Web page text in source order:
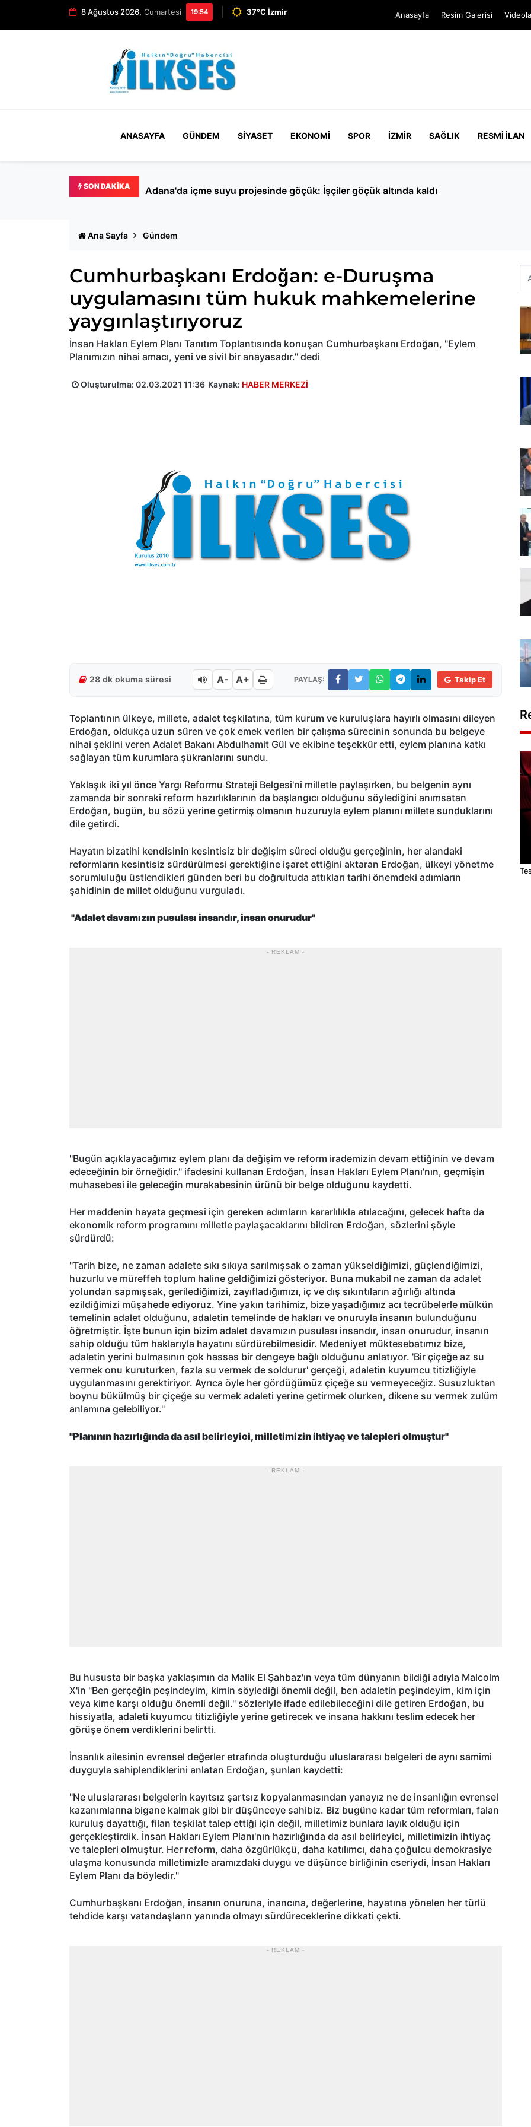
8 Ağustos 2026, Cumartesi 19:54 37°C İzmir Anasayfa Resim Galerisi
ANASAYFA GÜNDEM SIYASET EKONOMI SPOR İZMIR SAĞLIK RESMI İLAN
SON DAKIKA Adana'da içme suyu projesinde göçük: İşçiler göçük altında kaldı
Ana Sayfa Gündem
Cumhurbaşkanı Erdoğan: e-Duruşma
uygulamasını tüm hukuk mahkemelerine
yaygınlaştırıyoruz
İnsan Hakları Eylem Planı Tanıtım Toplantısında konuşan Cumhurbaşkanı Erdoğan, "Eylem
Planımızın nihai amacı, yeni ve sivil bir anayasadır." dedi
Oluşturulma: 02.03.2021 11:36 Kaynak: HABER MERKEZİ
28 dk okuma süresi A- A+ PAYLAŞ: Takip Et
Toplantının ülkeye, millete, adalet teşkilatına, tüm kurum ve kuruluşlara hayırlı olmasını dileyen
Erdoğan, oldukça uzun süren ve çok emek verilen bir çalışma sürecinin sonunda bu belgeye
nihai şeklini veren Adalet Bakanı Abdulhamit Gül ve ekibine teşekkür etti, eylem planına katkı
sağlayan tüm kurumlara şükranlarını sundu.
Yaklaşık iki yıl önce Yargı Reformu Strateji Belgesi'ni milletle paylaşırken, bu belgenin aynı
zamanda bir sonraki reform hazırlıklarının da başlangıcı olduğunu söylediğini anımsatan
Erdoğan, bugün, bu sözü yerine getirmiş olmanın huzuruyla eylem planını millete sunduklarını
dile getirdi.
Hayatın bizatihi kendisinin kesintisiz bir değişim süreci olduğu gerçeğinin, her alandaki
reformların kesintisiz sürdürülmesi gerektiğine işaret ettiğini aktaran Erdoğan, ülkeyi yönetme
sorumluluğu üstlendikleri günden beri bu doğrultuda attıkları tarihi önemdeki adımların
şahidinin de millet olduğunu vurguladı.
"Adalet davamızın pusulası insandır, insan onurudur"
- REKLAM -
"Bugün açıklayacağımız eylem planı da değişim ve reform irademizin devam ettiğinin ve devam
edeceğinin bir örneğidir." ifadesini kullanan Erdoğan, İnsan Hakları Eylem Planı'nın, geçmişin
muhasebesi ile geleceğin murakabesinin ürünü bir belge olduğunu kaydetti.
Her maddenin hayata geçmesi için gereken adımların kararlılıkla atılacağını, gelecek hafta da
ekonomik reform programını milletle paylaşacaklarını bildiren Erdoğan, sözlerini şöyle
sürdürdü:
"Tarih bize, ne zaman adalete sıkı sıkıya sarılmışsak o zaman yükseldiğimizi, güçlendiğimizi,
huzurlu ve müreffeh toplum haline geldiğimizi gösteriyor. Buna mukabil ne zaman da adalet
yolundan sapmışsak, gerilediğimizi, zayıfladığımızı, iç ve dış sıkıntıların ağırlığı altında
ezildiğimizi müşahede ediyoruz. Yine yakın tarihimiz, bize yaşadığımız acı tecrübelerle mülkün
temelinin adalet olduğunu, adaletin temelinde de hakları ve onuruyla insanın bulunduğunu
öğretmiştir. İşte bunun için bizim adalet davamızın pusulası insandır, insan onurudur, insanın
sahip olduğu tüm haklarıyla hayatını sürdürebilmesidir. Medeniyet müktesebatımız bize,
adaletin yerini bulmasının çok hassas bir dengeye bağlı olduğunu anlatıyor. 'Bir çiçeğe az su
vermek onu kuruturken, fazla su vermek de soldurur' gerçeği, adaletin kuyumcu titizliğiyle
uygulanmasını gerektiriyor. Ayrıca öyle her gördüğümüz çiçeğe su vermeyeceğiz. Susuzluktan
boynu bükülmüş bir çiçeğe su vermek adaleti yerine getirmek olurken, dikene su vermek zulüm
anlamına gelebiliyor."
"Planının hazırlığında da asıl belirleyici, milletimizin ihtiyaç ve talepleri olmuştur"
- REKLAM -
Bu hususta bir başka yaklaşımın da Malik El Şahbaz'ın veya tüm dünyanın bildiği adıyla Malcolm
X'in "Ben gerçeğin peşindeyim, kimin söylediği önemli değil, ben adaletin peşindeyim, kim için
veya kime karşı olduğu önemli değil." sözleriyle ifade edilebileceğini dile getiren Erdoğan, bu
hissiyatla, adaleti kuyumcu titizliğiyle yerine getirecek ve insana hakkını teslim edecek her
görüşe önem verdiklerini belirtti.
İnsanlık ailesinin evrensel değerler etrafında oluşturduğu uluslararası belgeleri de aynı samimi
duyguyla sahiplendiklerini anlatan Erdoğan, şunları kaydetti:
"Ne uluslararası belgelerin kayıtsız şartsız kopyalanmasından yanayız ne de insanlığın evrensel
kazanımlarına bigane kalmak gibi bir düşünceye sahibiz. Biz bugüne kadar tüm reformları, falan
kuruluş dayattığı, filan teşkilat talep ettiği için değil, milletimiz bunlara layık olduğu için
gerçekleştirdik. İnsan Hakları Eylem Planı'nın hazırlığında da asıl belirleyici, milletimizin ihtiyaç
ve talepleri olmuştur. Her reform, daha özgürlükçü, daha katılımcı, daha çoğulcu demokrasiye
ulaşma konusunda milletimizle aramızdaki duygu ve düşünce birliğinin eseriydi, İnsan Hakları
Eylem Planı da böyledir."
Cumhurbaşkanı Erdoğan, insanın onuruna, inancına, değerlerine, hayatına yönelen her türlü
tehdide karşı vatandaşların yanında olmayı sürdüreceklerine dikkati çekti.
- REKLAM -